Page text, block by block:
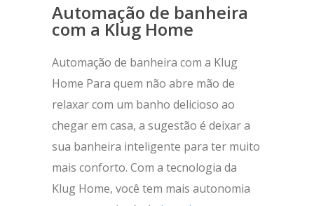
Automação de banheira
com a Klug Home
Automação de banheira com a Klug
Home Para quem não abre mão de
relaxar com um banho delicioso ao
chegar em casa, a sugestão é deixar a
sua banheira inteligente para ter muito
mais conforto. Com a tecnologia da
Klug Home, você tem mais autonomia